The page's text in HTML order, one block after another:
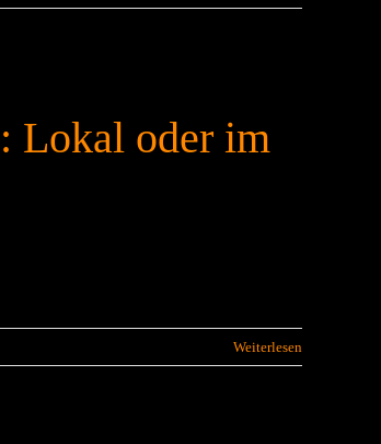
Lokal oder im
Weiterlesen